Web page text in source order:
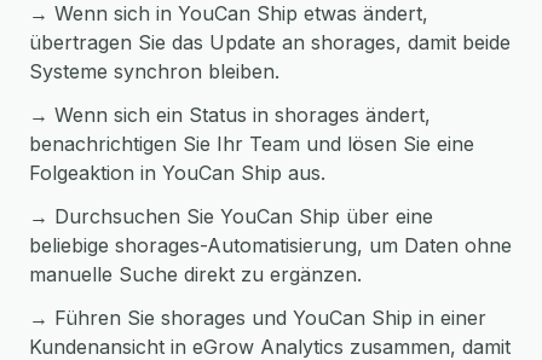
→ Wenn sich in YouCan Ship etwas ändert,
übertragen Sie das Update an shorages, damit beide
Systeme synchron bleiben.
→ Wenn sich ein Status in shorages ändert,
benachrichtigen Sie Ihr Team und lösen Sie eine
Folgeaktion in YouCan Ship aus.
→ Durchsuchen Sie YouCan Ship über eine
beliebige shorages-Automatisierung, um Daten ohne
manuelle Suche direkt zu ergänzen.
→ Führen Sie shorages und YouCan Ship in einer
Kundenansicht in eGrow Analytics zusammen, damit